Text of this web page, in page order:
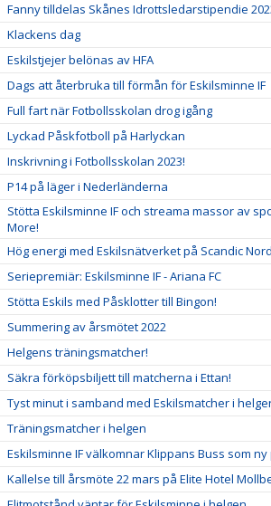
Fanny tilldelas Skånes Idrottsledarstipendie
Klackens dag
Eskilstjejer belönas av HFA
Dags att återbruka till förmån för Eskilsminne IF
Full fart när Fotbollsskolan drog igång
Lyckad Påskfotboll på Harlyckan
Inskrivning i Fotbollsskolan 2023!
P14 på läger i Nederländerna
Stötta Eskilsminne IF och streama massor av
More!
Hög energi med Eskilsnätverket på Scandic
Seriepremiär: Eskilsminne IF - Ariana FC
Stötta Eskils med Påsklotter till Bingon!
Summering av årsmötet 2022
Helgens träningsmatcher!
Säkra förköpsbiljett till matcherna i Ettan!
Tyst minut i samband med Eskilsmatcher i
Träningsmatcher i helgen
Eskilsminne IF välkomnar Klippans Buss som
Kallelse till årsmöte 22 mars på Elite Hotel